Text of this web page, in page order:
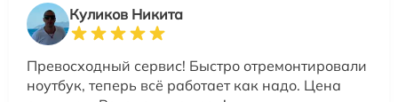
Куликов Никита
Превосходный сервис! Быстро отремонтировали
ноутбук, теперь всё работает как надо. Цена